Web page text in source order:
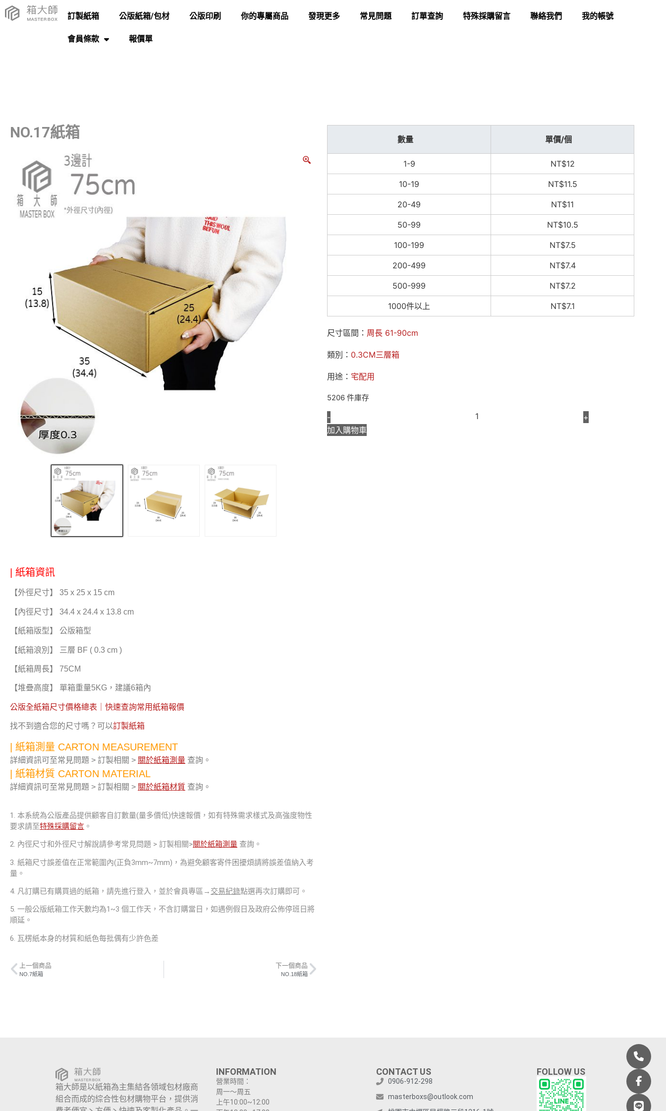
訂製紙箱 公版紙箱/包材 公版印刷 你的專屬商品 發現更多 常見問題 訂單查詢 特殊採購留言 聯絡我們 我的帳號
會員條款 報價單
NO.17紙箱
| 紙箱資訊
【外徑尺寸】 35 x 25 x 15 cm
【內徑尺寸】 34.4 x 24.4 x 13.8 cm
【紙箱版型】 公版箱型
【紙箱浪別】 三層 BF ( 0.3 cm )
【紙箱周長】 75CM
【堆疊高度】 單箱重量5KG，建議6箱內
公版全紙箱尺寸價格總表｜快速查詢常用紙箱報價
找不到適合您的尺寸嗎？可以訂製紙箱
| 紙箱測量 CARTON MEASUREMENT
詳細資訊可至常見問題 > 訂製相關 > 關於紙箱測量 查詢。
| 紙箱材質 CARTON MATERIAL
詳細資訊可至常見問題 > 訂製相關 > 關於紙箱材質 查詢。
1. 本系統為公版產品提供顧客自訂數量(量多價低)快速報價，如有特殊需求樣式及高強度物性
要求請至特殊採購留言 。
2. 內徑尺寸和外徑尺寸解說請參考常見問題 > 訂製相關>關於紙箱測量 查詢。
3. 紙箱尺寸誤差值在正常範圍內(正負3mm~7mm)，為避免顧客寄件困擾煩請將誤差值納入考
量。
4. 凡訂購已有購買過的紙箱，請先進行登入，並於會員專區→ 交易紀錄點選再次訂購即可。
5. 一般公版紙箱工作天數均為1~3 個工作天，不含訂購當日，如遇例假日及政府公佈停班日將
順延。
6. 瓦楞紙本身的材質和紙色每批偶有少許色差
上一個商品
NO.7紙箱
下一個商品
NO.18紙箱
數量 單價/個
1-9 NT$12
10-19 NT$11.5
20-49 NT$11
50-99 NT$10.5
100-199 NT$7.5
200-499 NT$7.4
500-999 NT$7.2
1000件以上 NT$7.1
尺寸區間： 周長 61-90cm
類別： 0.3CM三層箱
用途： 宅配用
5206 件庫存
-
+
加入購物車
箱大師是以紙箱為主集結各領域包材廠商
組合而成的綜合性包材購物平台，提供消
INFORMATION
營業時間：
周一～周五
上午10:00~12:00
CONTACT US
0906-912-298
masterboxs@outlook.com
FOLLOW US